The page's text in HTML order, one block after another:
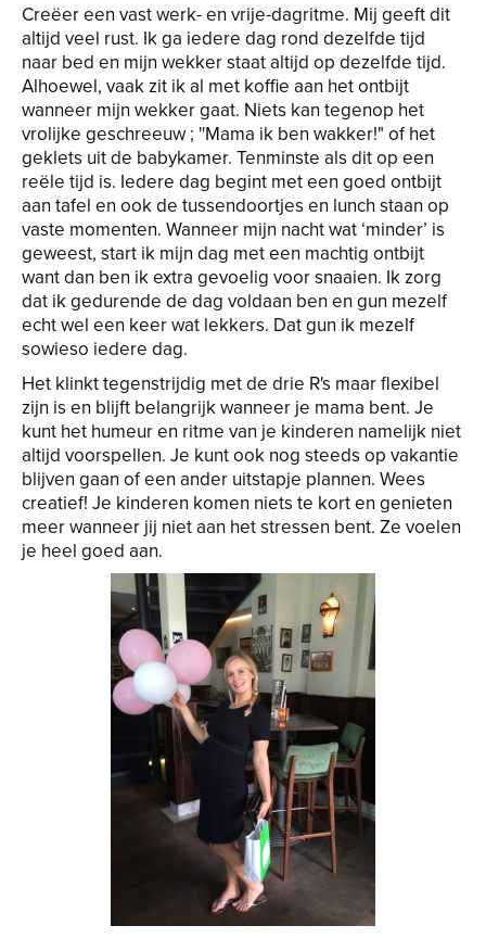
Creëer een vast werk- en vrije-dagritme. Mij geeft dit
altijd veel rust. Ik ga iedere dag rond dezelfde tijd
naar bed en mijn wekker staat altijd op dezelfde tijd.
Alhoewel, vaak zit ik al met koffie aan het ontbijt
wanneer mijn wekker gaat. Niets kan tegenop het
vrolijke geschreeuw ; ''Mama ik ben wakker!" of het
geklets uit de babykamer. Tenminste als dit op een
reële tijd is. Iedere dag begint met een goed ontbijt
aan tafel en ook de tussendoortjes en lunch staan op
vaste momenten. Wanneer mijn nacht wat ‘minder’ is
geweest, start ik mijn dag met een machtig ontbijt
want dan ben ik extra gevoelig voor snaaien. Ik zorg
dat ik gedurende de dag voldaan ben en gun mezelf
echt wel een keer wat lekkers. Dat gun ik mezelf
sowieso iedere dag.
Het klinkt tegenstrijdig met de drie R's maar flexibel
zijn is en blijft belangrijk wanneer je mama bent. Je
kunt het humeur en ritme van je kinderen namelijk niet
altijd voorspellen. Je kunt ook nog steeds op vakantie
blijven gaan of een ander uitstapje plannen. Wees
creatief! Je kinderen komen niets te kort en genieten
meer wanneer jij niet aan het stressen bent. Ze voelen
je heel goed aan.